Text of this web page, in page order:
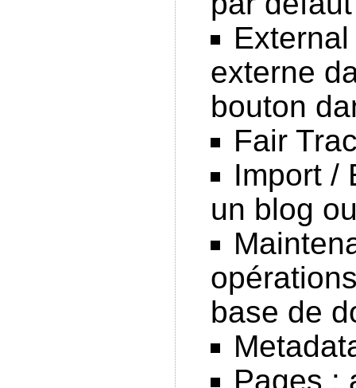
externe
bouton
Fair
Import /
un blog
base de
Pages :